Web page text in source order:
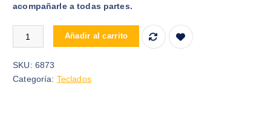
acompañarle a todas partes.
TECLADO PLEGABLE BLUETOOTH B028 PARA CELULAR
Añadir al carrito
SKU: 6873
Categoría: Teclados